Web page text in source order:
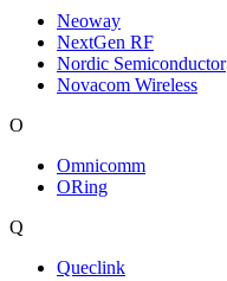
Neoway
NextGen RF
Nordic Semiconductor
Novacom Wireless
O
Omnicomm
ORing
Q
Queclink